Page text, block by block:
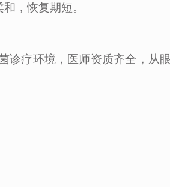
，恢复期短。
诊疗环境，医师资质齐全，从